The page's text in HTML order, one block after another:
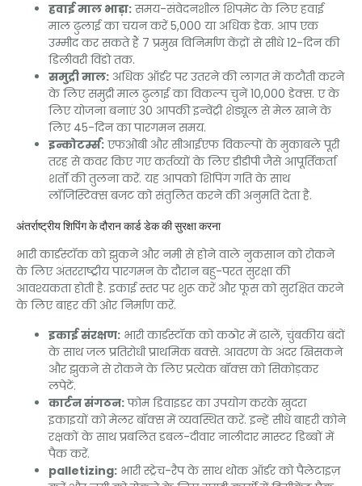
हवाई माल भाड़ा:समय-संवेदनशील शिपमेंट के लिए हवाई
माल ढुलाई का चयन करें 5,000 या अधिक डेक. आप एक
उम्मीद कर सकते हैं 7 प्रमुख विनिर्माण केंद्रों से सीधे 12-दिन की
डिलीवरी विंडो तक.
समुद्री माल: अधिक ऑर्डर पर उतरने की लागत में कटौती करने
के लिए समुद्री माल ढुलाई का विकल्प चुनें 10,000 डेक्स. ए के
लिए योजना बनाएं 30 आपकी इन्वेंट्री शेड्यूल से मेल खाने के
लिए 45-दिन का पारगमन समय.
इन्कोटर्म्स: एफओबी और सीआईएफ विकल्पों के मुकाबले पूरी
तरह से कवर किए गए कर्तव्यों के लिए डीडीपी जैसे आपूर्तिकर्ता
शर्तों की तुलना करें. यह आपको शिपिंग गति के साथ
लॉजिस्टिक्स बजट को संतुलित करने की अनुमति देता है.
अंतर्राष्ट्रीय शिपिंग के दौरान कार्ड डेक की सुरक्षा करना
भारी कार्डस्टॉक को झुकने और नमी से होने वाले नुकसान को रोकने
के लिए अंतरराष्ट्रीय पारगमन के दौरान बहु-परत सुरक्षा की
आवश्यकता होती है. इकाई स्तर पर शुरू करें और फूस को सुरक्षित करने
के लिए बाहर की ओर निर्माण करें.
इकाई संरक्षण: भारी कार्डस्टॉक को कठोर में ढालें, चुंबकीय बंदों
के साथ जल प्रतिरोधी प्राथमिक बक्से. आवरण के अंदर खिसकने
और झुकने से रोकने के लिए प्रत्येक बॉक्स को सिकोड़कर
लपेटें.
कार्टन संगठन:फोम डिवाइडर का उपयोग करके खुदरा
इकाइयों को मेलर बॉक्स में व्यवस्थित करें. इन्हें सीधे बाहरी कोने
रक्षकों के साथ प्रबलित डबल-दीवार नालीदार मास्टर डिब्बों में
पैक करें.
palletizing: भारी स्ट्रेच-रैप के साथ थोक ऑर्डर को पैलेटाइज़